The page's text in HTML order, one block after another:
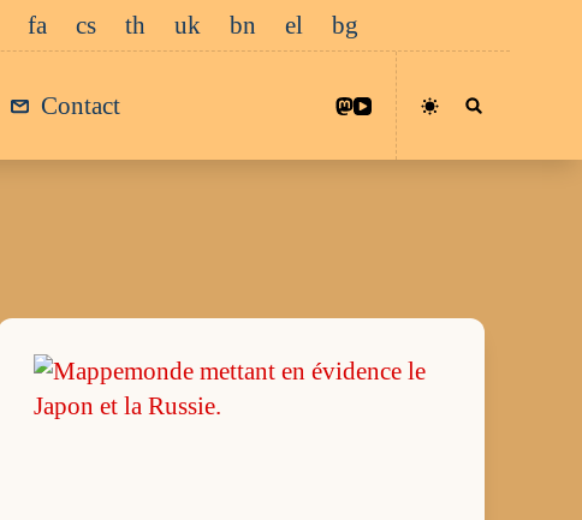
fa cs th uk bn el bg
Contact